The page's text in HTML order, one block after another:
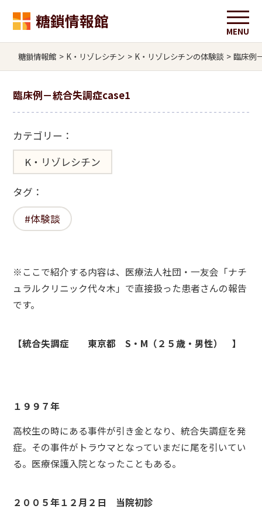
糖鎖情報館
糖鎖情報館 > K・リゾレシチン > K・リゾレシチンの体験談 > 臨床例
臨床例－統合失調症case1
カテゴリー：
K・リゾレシチン
タグ：
体験談
※ここで紹介する内容は、医療法人社団・一友会「ナチ
ュラルクリニック代々木」で直接扱った患者さんの報告
です。
【統合失調症 東京都 S・M（２５歳・男性） 】
１９９７年
高校生の時にある事件が引き金となり、統合失調症を発
症。その事件がトラウマとなっていまだに尾を引いてい
る。医療保護入院となったこともある。
２００５年１２月２日 当院初診